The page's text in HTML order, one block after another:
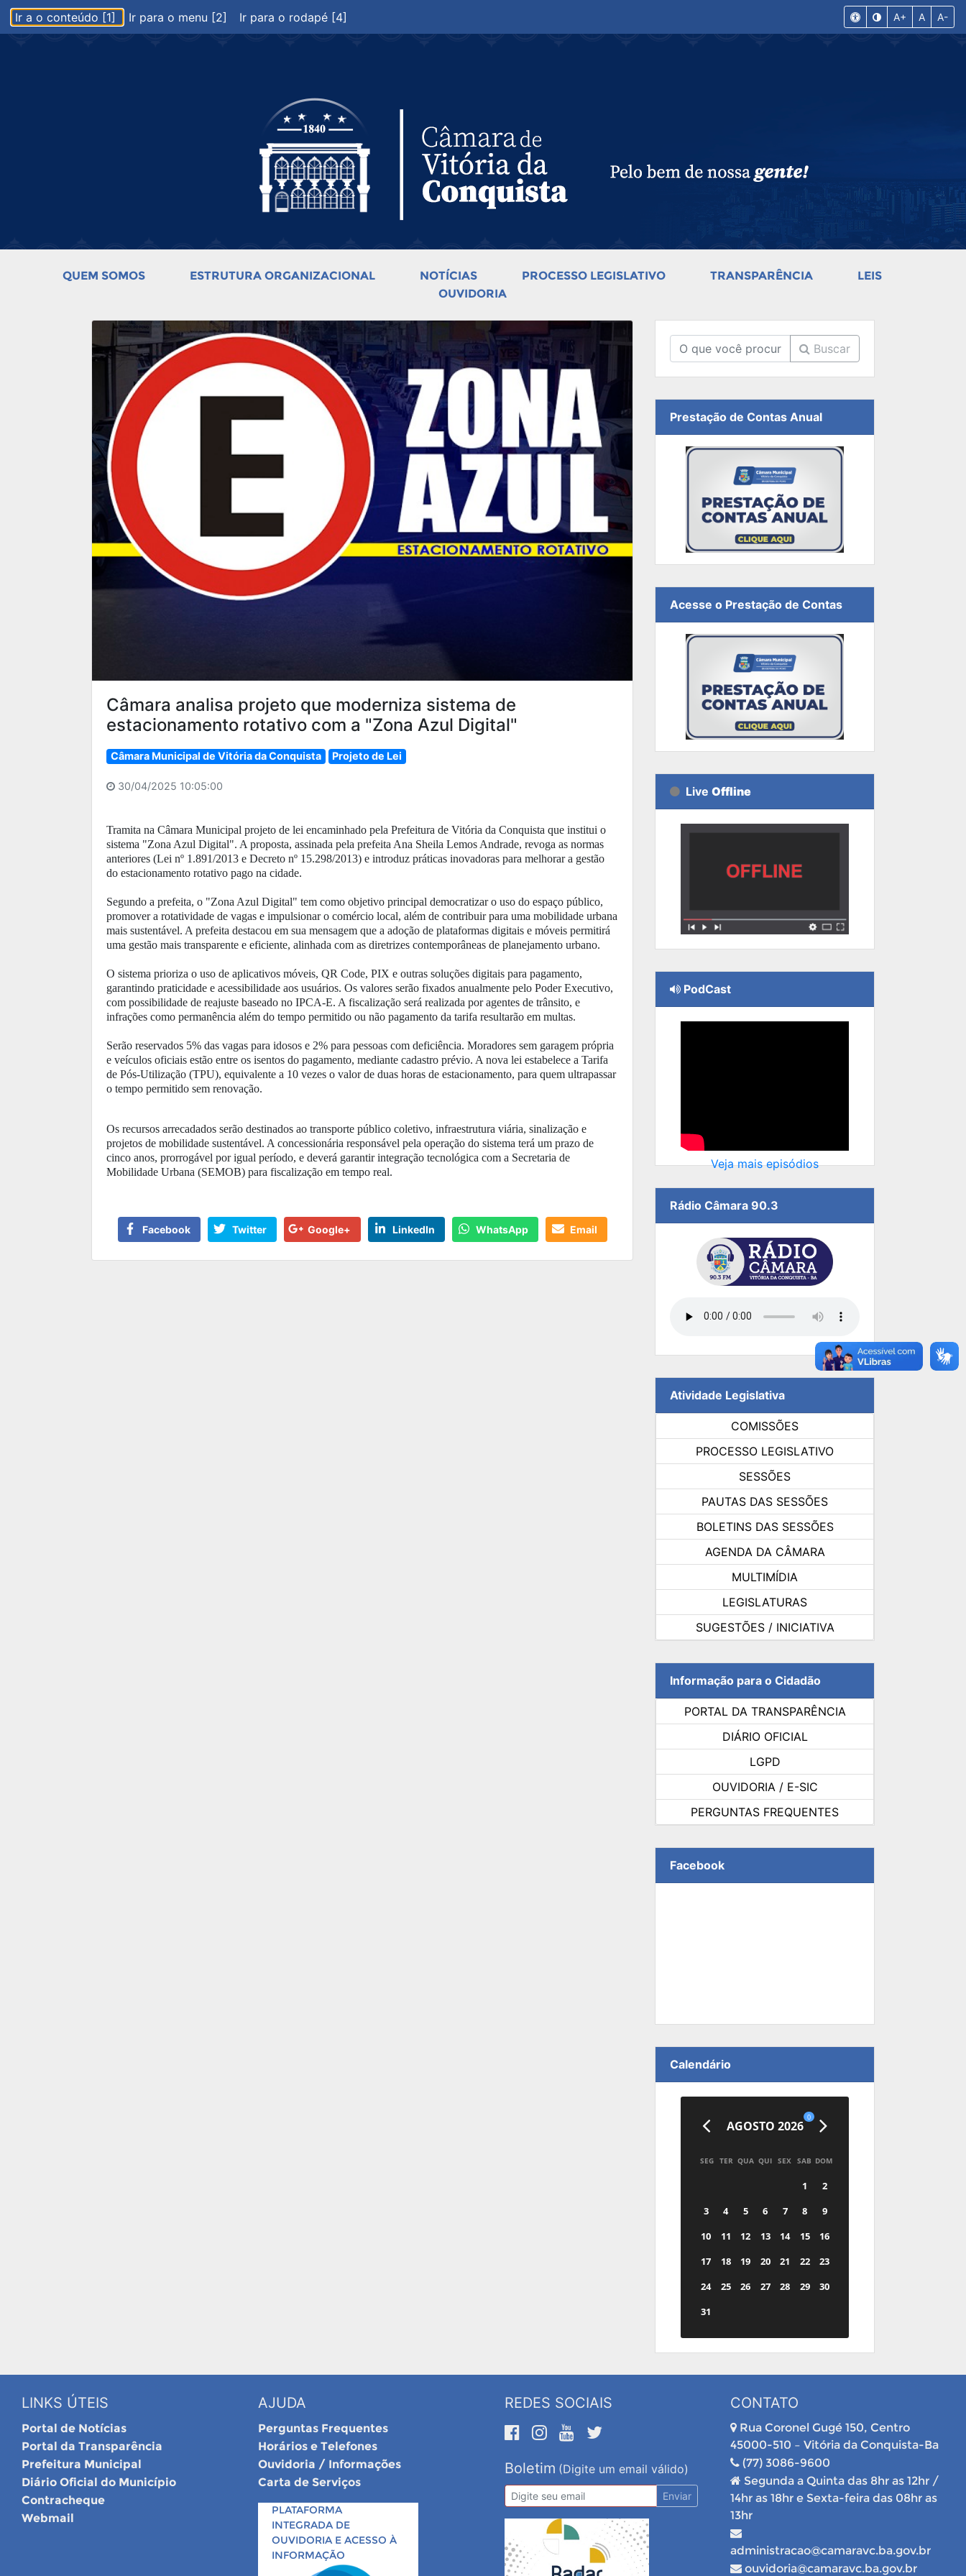
Ir a o conteúdo [1] Ir para o menu [2] Ir para o rodapé [4] A+ A A-
QUEM SOMOS ESTRUTURA ORGANIZACIONAL NOTÍCIAS PROCESSO LEGISLATIVO TRANSPARÊNCIA
LEIS
OUVIDORIA
Câmara analisa projeto que moderniza sistema de
estacionamento rotativo com a "Zona Azul Digital"
Câmara Municipal de Vitória da Conquista Projeto de Lei
30/04/2025 10:05:00
Tramita na Câmara Municipal projeto de lei encaminhado pela Prefeitura de Vitória da Conquista que institui o
sistema "Zona Azul Digital". A proposta, assinada pela prefeita Ana Sheila Lemos Andrade, revoga as normas
anteriores (Lei nº 1.891/2013 e Decreto nº 15.298/2013) e introduz práticas inovadoras para melhorar a gestão
do estacionamento rotativo pago na cidade.
Segundo a prefeita, o "Zona Azul Digital" tem como objetivo principal democratizar o uso do espaço público,
promover a rotatividade de vagas e impulsionar o comércio local, além de contribuir para uma mobilidade urbana
mais sustentável. A prefeita destacou em sua mensagem que a adoção de plataformas digitais e móveis permitirá
uma gestão mais transparente e eficiente, alinhada com as diretrizes contemporâneas de planejamento urbano.
O sistema prioriza o uso de aplicativos móveis, QR Code, PIX e outras soluções digitais para pagamento,
garantindo praticidade e acessibilidade aos usuários. Os valores serão fixados anualmente pelo Poder Executivo,
com possibilidade de reajuste baseado no IPCA-E. A fiscalização será realizada por agentes de trânsito, e
infrações como permanência além do tempo permitido ou não pagamento da tarifa resultarão em multas.
Serão reservados 5% das vagas para idosos e 2% para pessoas com deficiência. Moradores sem garagem própria
e veículos oficiais estão entre os isentos do pagamento, mediante cadastro prévio. A nova lei estabelece a Tarifa
de Pós-Utilização (TPU), equivalente a 10 vezes o valor de duas horas de estacionamento, para quem ultrapassar
o tempo permitido sem renovação.
Os recursos arrecadados serão destinados ao transporte público coletivo, infraestrutura viária, sinalização e
projetos de mobilidade sustentável. A concessionária responsável pela operação do sistema terá um prazo de
cinco anos, prorrogável por igual período, e deverá garantir integração tecnológica com a Secretaria de
Mobilidade Urbana (SEMOB) para fiscalização em tempo real.
Facebook Twitter Google+ LinkedIn WhatsApp Email
Buscar
Prestação de Contas Anual
Acesse o Prestação de Contas
Live Offline
PodCast
Veja mais episódios
Rádio Câmara 90.3
Atividade Legislativa
COMISSÕES
PROCESSO LEGISLATIVO
SESSÕES
PAUTAS DAS SESSÕES
BOLETINS DAS SESSÕES
AGENDA DA CÂMARA
MULTIMÍDIA
LEGISLATURAS
SUGESTÕES / INICIATIVA
Informação para o Cidadão
PORTAL DA TRANSPARÊNCIA
DIÁRIO OFICIAL
LGPD
OUVIDORIA / E-SIC
PERGUNTAS FREQUENTES
Facebook
Calendário
AGOSTO 2026
0
SEG TER QUA QUI SEX SAB DOM
1
2
3
4 5 6 7 8
9
10
11 12 13 14 15
16
17
18 19 20 21 22
23
24
25 26 27 28 29
30
31
LINKS ÚTEIS
Portal de Notícias
Portal da Transparência
Prefeitura Municipal
Diário Oficial do Município
Contracheque
Webmail
AJUDA
Perguntas Frequentes
Horários e Telefones
Ouvidoria / Informações
Carta de Serviços
PLATAFORMA
INTEGRADA DE
OUVIDORIA E ACESSO À
INFORMAÇÃO
REDES SOCIAIS
Boletim (Digite um email válido)
Enviar
CONTATO
Rua Coronel Gugé 150, Centro
45000-510 – Vitória da Conquista-Ba
(77) 3086-9600
Segunda a Quinta das 8hr as 12hr /
14hr as 18hr e Sexta-feira das 08hr as
13hr
administracao@camaravc.ba.gov.br
ouvidoria@camaravc.ba.gov.br